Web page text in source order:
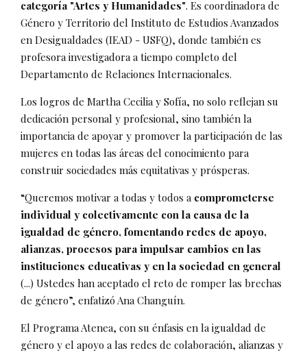
categoría "Artes y Humanidades". Es coordinadora de
Género y Territorio del Instituto de Estudios Avanzados
en Desigualdades (IEAD - USFQ), donde también es
profesora investigadora a tiempo completo del
Departamento de Relaciones Internacionales.
Los logros de Martha Cecilia y Sofía, no solo reflejan su
dedicación personal y profesional, sino también la
importancia de apoyar y promover la participación de las
mujeres en todas las áreas del conocimiento para
construir sociedades más equitativas y prósperas.
“Queremos motivar a todas y todos a comprometerse
individual y colectivamente con la causa de la
igualdad de género, fomentando redes de apoyo,
alianzas, procesos para impulsar cambios en las
instituciones educativas y en la sociedad en general
(...) Ustedes han aceptado el reto de romper las brechas
de género”, enfatizó Ana Changuín.
El Programa Atenea, con su énfasis en la igualdad de
género y el apoyo a las redes de colaboración, alianzas y